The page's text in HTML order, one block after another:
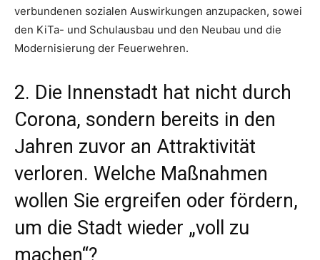
verbundenen sozialen Auswirkungen anzupacken, sowei
den KiTa- und Schulausbau und den Neubau und die
Modernisierung der Feuerwehren.
2. Die Innenstadt hat nicht durch
Corona, sondern bereits in den
Jahren zuvor an Attraktivität
verloren. Welche Maßnahmen
wollen Sie ergreifen oder fördern,
um die Stadt wieder „voll zu
machen“?